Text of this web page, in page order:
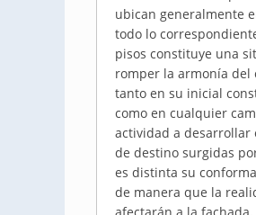
ubican generalmente
todo lo
pisos constituye una
romper la armonía del
tanto en su inicial
como en cualquier
actividad a desarrollar
de destino surgidas
es distinta su
de manera que la